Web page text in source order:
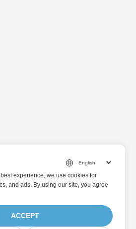
experience, we use cookies for
and ads. By using our site, you agree
ACCEPT